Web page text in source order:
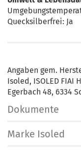
Quecksilberfrei: Ja
Angaben gem.
Isoled, ISOLED FIAI
Egerbach 48, 6334
Dokumente
Marke Isoled